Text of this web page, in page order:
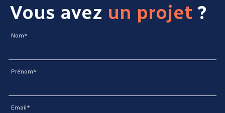
Vous avez un projet ?
Nom*
Prénom*
Email*